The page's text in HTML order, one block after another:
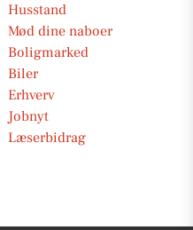
Husstand
Mød dine naboer
Boligmarked
Biler
Erhverv
Jobnyt
Læserbidrag